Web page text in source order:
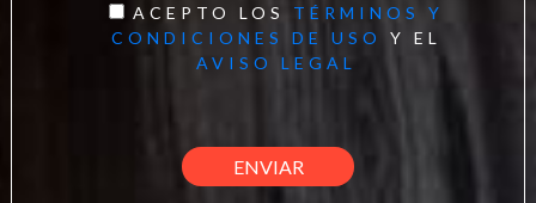
ACEPTO LOS TÉRMINOS Y
CONDICIONES DE USO
Y EL
AVISO LEGAL